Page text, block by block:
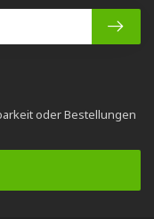
oder Bestellungen